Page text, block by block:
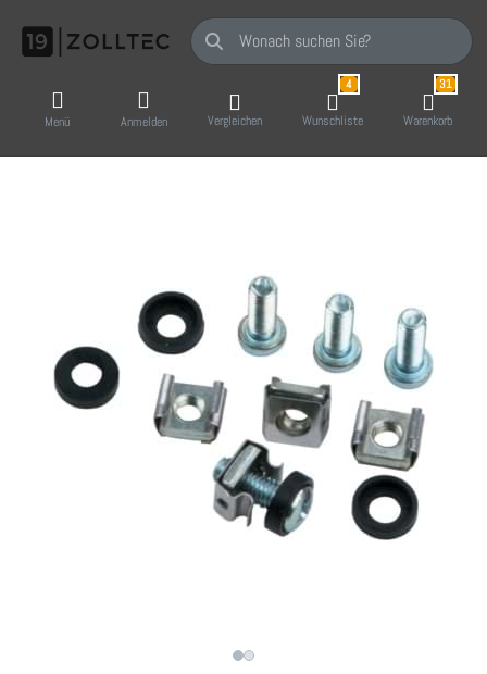
Geben Sie einen Suchbegriff ein. Während
Menü Anmelden Vergleichen
4
Wunschliste
31
Warenkorb